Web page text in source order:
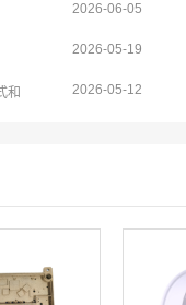
2026-06-05
2026-05-19
和 2026-05-12